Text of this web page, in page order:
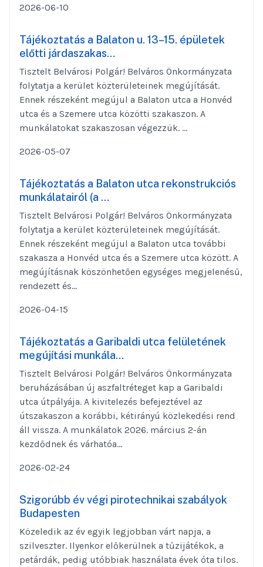
2026-06-10
Tájékoztatás a Balaton u. 13–15. épületek
előtti járdaszakas…
Tisztelt Belvárosi Polgár! Belváros Önkormányzata
folytatja a kerület közterületeinek megújítását.
Ennek részeként megújul a Balaton utca a Honvéd
utca és a Szemere utca közötti szakaszon. A
munkálatokat szakaszosan végezzük. ...
2026-05-07
Tájékoztatás a Balaton utca rekonstrukciós
munkálatairól (a …
Tisztelt Belvárosi Polgár! Belváros Önkormányzata
folytatja a kerület közterületeinek megújítását.
Ennek részeként megújul a Balaton utca további
szakasza a Honvéd utca és a Szemere utca között. A
megújításnak köszönhetően egységes megjelenésű,
rendezett és...
2026-04-15
Tájékoztatás a Garibaldi utca felületének
megújítási munkála…
Tisztelt Belvárosi Polgár! Belváros Önkormányzata
beruházásában új aszfaltréteget kap a Garibaldi
utca útpályája. A kivitelezés befejeztével az
útszakaszon a korábbi, kétirányú közlekedési rend
áll vissza. A munkálatok 2026. március 2-án
kezdődnek és várhatóa...
2026-02-24
Szigorúbb év végi pirotechnikai szabályok
Budapesten
Közeledik az év egyik legjobban várt napja, a
szilveszter. Ilyenkor előkerülnek a tűzijátékok, a
petárdák, pedig utóbbiak használata évek óta tilos.